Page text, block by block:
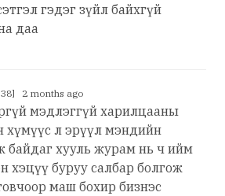
гэдэг зүйл байхгүй
даа
2 months ago
мэдлэггүй харилцааны
хүмүүс л эрүүл мэндийн
байдаг хууль журам нь ч ийм
хэцүү буруу салбар болгож
маш бохир бизнэс